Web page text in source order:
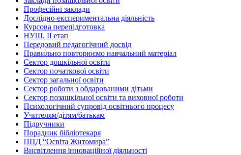
Професійні заклади
Дослідно-експериментальна діяльність
Курсова перепідготовка
НУШ. ІІ етап
Передовий педагогічний досвід
Правильно повторюємо навчальний матеріал
Сектор дошкільної освіти
Сектор початкової освіти
Сектор загальної освіти
Сектор роботи з обдарованими дітьми
Сектор позашкільної освіти та виховної роботи
Психологічний супровід освітнього процесу
Учителям/дітям/батькам
Підручники
Порадник бібліотекаря
ППД “Освіта Житомира”
Висвітлення інноваційної діяльності